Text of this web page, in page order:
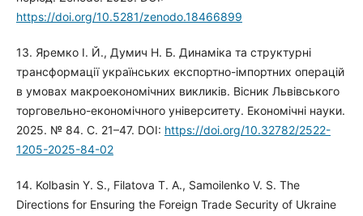
https://doi.org/10.5281/zenodo.18466899
13. Яремко І. Й., Думич Н. Б. Динаміка та структурні
трансформації українських експортно-імпортних операцій
в умовах макроекономічних викликів. Вісник Львівського
торговельно-економічного університету. Економічні науки.
2025. № 84. С. 21–47. DOI: https://doi.org/10.32782/2522-
1205-2025-84-02
14. Kolbasin Y. S., Filatova T. A., Samoilenko V. S. The
Directions for Ensuring the Foreign Trade Security of Ukraine